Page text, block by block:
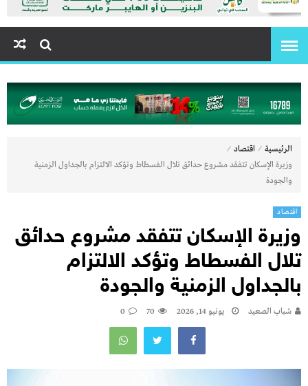
الرئيسية ⁄ اقتصاد ⁄
وزيرة الإسكان تتفقد مشروع حدائق تلال الفسطاط وتؤكد الالتزام بالجداول الزمنية
والجودة
اقتصاد
وزيرة الإسكان تتفقد مشروع حدائق
تلال الفسطاط وتؤكد الالتزام
بالجداول الزمنية والجودة
شباب الصعيد يونيو 14, 2026 70
0